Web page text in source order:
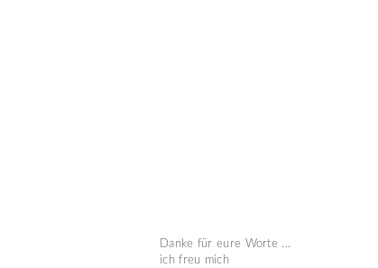
Danke für eure Worte ...
ich freu mich